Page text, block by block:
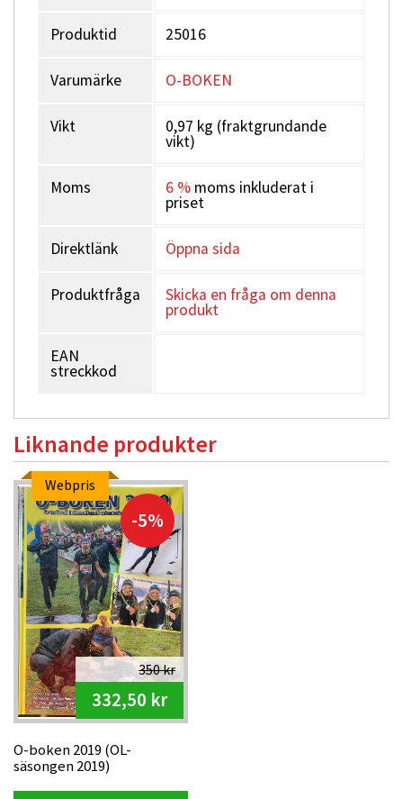
Produktid 25016
Varumärke O-BOKEN
Vikt 0,97 kg (fraktgrundande
vikt)
Moms 6 % moms inkluderat i
priset
Direktlänk Öppna sida
Produktfråga Skicka en fråga om denna
produkt
EAN
streckkod
Liknande produkter
Webpris
-5%
350 kr
332,50 kr
O-boken 2019 (OL-
säsongen 2019)